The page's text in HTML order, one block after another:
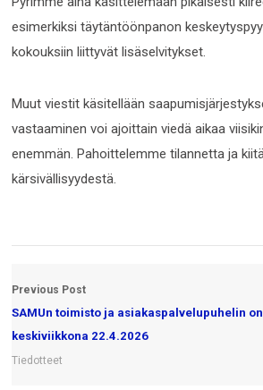
esimerkiksi täytäntöönpanon
kokouksiin liittyvät lisäselvitykset.
Muut viestit käsitellään
vastaaminen voi ajoittain viedä aikaa
enemmän. Pahoittelemme tilannetta ja
kärsivällisyydestä.
Previous Post
SAMUn toimisto ja asiakaspalvelupuhelin
keskiviikkona 22.4.2026
Tiedotteet